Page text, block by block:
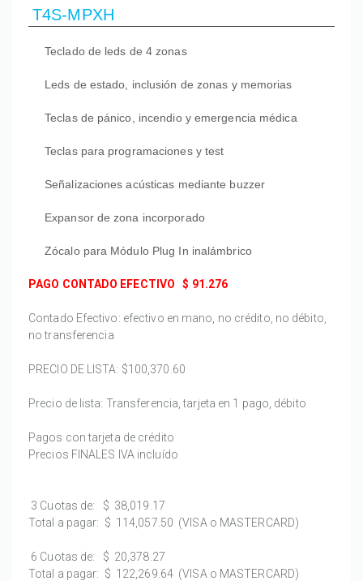
T4S-MPXH
Teclado de leds de 4 zonas
Leds de estado, inclusión de zonas y memorias
Teclas de pánico, incendio y emergencia médica
Teclas para programaciones y test
Señalizaciones acústicas mediante buzzer
Expansor de zona incorporado
Zócalo para Módulo Plug In inalámbrico
PAGO CONTADO EFECTIVO $ 91.276
Contado Efectivo: efectivo en mano, no crédito, no débito,
no transferencia
PRECIO DE LISTA: $100,370.60
Precio de lista: Transferencia, tarjeta en 1 pago, débito
Pagos con tarjeta de crédito
Precios FINALES IVA incluído
3 Cuotas de:
$ 38,019.17
Total a pagar: $ 114,057.50 (VISA o MASTERCARD)
6 Cuotas de:
$ 20,378.27
Total a pagar: $ 122,269.64 (VISA o MASTERCARD)